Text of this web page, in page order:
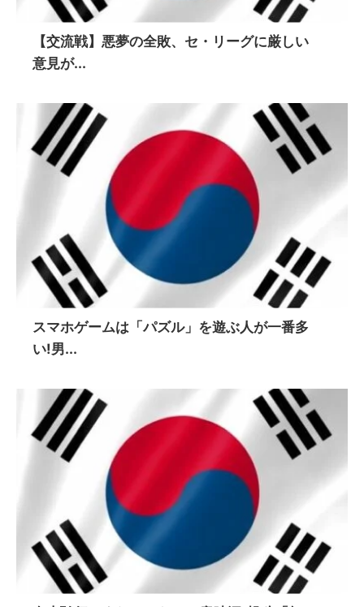
【交流戦】悪夢の全敗、セ・リーグに厳しい
意見が...
スマホゲームは「パズル」を遊ぶ人が一番多
い!男...